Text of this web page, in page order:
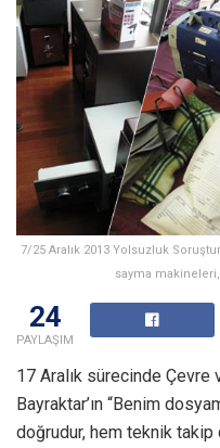
7/25 Aralık 2013 Yolsuzluk
sayma
24
PAYLAŞIM
17 Aralık sürecinde Çevre
Bayraktar’ın “Benim
doğrudur, hem teknik